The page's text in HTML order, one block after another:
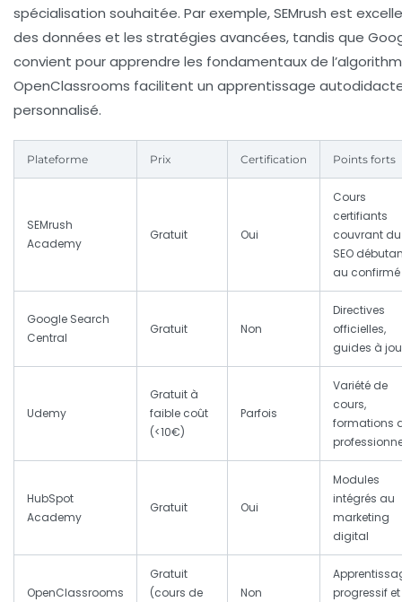
spécialisation souhaitée. Par exemple, SEMrush est
des données et les stratégies avancées, tandis que
convient pour apprendre les fondamentaux de
OpenClassrooms facilitent un apprentissage
personnalisé.
Plateforme Prix Certification Points forts
SEMrush
Academy
Gratuit Oui
Cours
certifiants
couvrant du
SEO
au confirmé
Google Search
Central
Gratuit Non
Directives
officielles,
guides à
Udemy
Gratuit à
faible coût
(<10€)
Parfois
Variété de
cours,
formations
HubSpot
Academy
Gratuit Oui
Modules
intégrés au
marketing
digital
OpenClassrooms
Gratuit
(cours de
Non
progressif et